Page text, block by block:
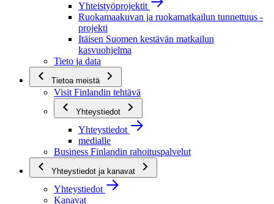
Yhteistyöprojektit
Ruokamaakuvan ja ruokamatkailun tunnettuus -
projekti
Itäisen Suomen kestävän matkailun
kasvuohjelma
Tieto ja data
Tietoa meistä
Visit Finlandin tehtävä
Yhteystiedot
Yhteystiedot
medialle
Business Finlandin rahoituspalvelut
Yhteystiedot ja kanavat
Yhteystiedot
Kanavat